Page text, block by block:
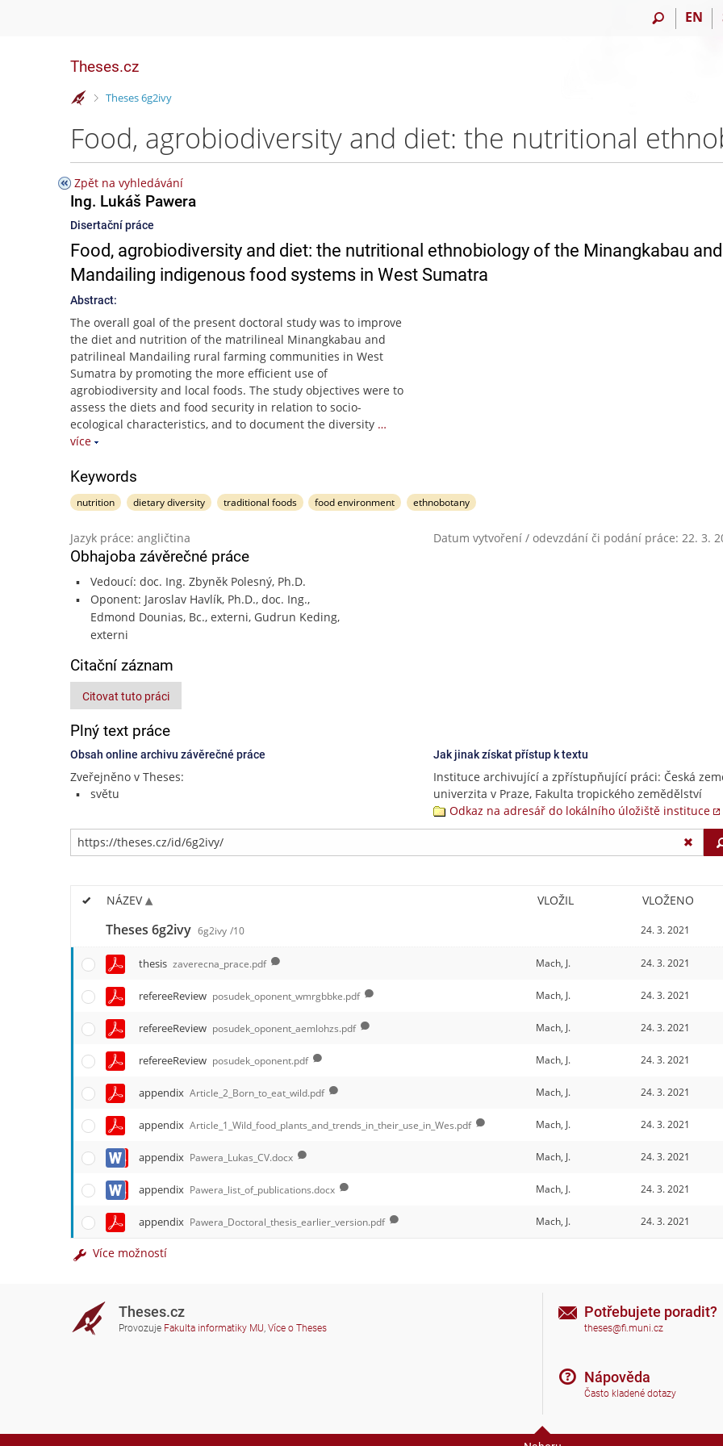
EN
Theses.cz
>
Theses 6g2ivy
Zpět na vyhledávání
Ing. Lukáš Pawera
Disertační práce
Food, agrobiodiversity and diet: the nutritional ethnobiology of the Minangkabau and
Mandailing indigenous food systems in West Sumatra
Abstract:
The overall goal of the present doctoral study was to improve
the diet and nutrition of the matrilineal Minangkabau and
patrilineal Mandailing rural farming communities in West
Sumatra by promoting the more efficient use of
agrobiodiversity and local foods. The study objectives were to
assess the diets and food security in relation to socio-
ecological characteristics, and to document the diversity …
více
Keywords
nutrition dietary diversity traditional foods food environment ethnobotany
Jazyk práce: angličtina Datum vytvoření / odevzdání či podání práce: 22. 3.
Obhajoba závěrečné práce
Vedoucí: doc. Ing. Zbyněk Polesný, Ph.D.
Oponent: Jaroslav Havlík, Ph.D., doc. Ing.,
Edmond Dounias, Bc., externi, Gudrun Keding,
externi
Citační záznam
Citovat tuto práci
Plný text práce
Obsah online archivu závěrečné práce
Zveřejněno v Theses:
světu
Jak jinak získat přístup k textu
Instituce archivující a zpřístupňující práci: Česká
univerzita v Praze, Fakulta tropického zemědělství
Odkaz na adresář do lokálního úložiště instituce
NÁZEV VLOŽIL VLOŽENO
Theses 6g2ivy 6g2ivy /10 24. 3. 2021
thesis zaverecna_prace.pdf Mach, J. 24. 3. 2021
refereeReview posudek_oponent_wmrgbbke.pdf Mach, J. 24. 3. 2021
refereeReview posudek_oponent_aemlohzs.pdf Mach, J. 24. 3. 2021
refereeReview posudek_oponent.pdf Mach, J. 24. 3. 2021
appendix Article_2_Born_to_eat_wild.pdf Mach, J. 24. 3. 2021
appendix Article_1_Wild_food_plants_and_trends_in_their_use_in_Wes.pdf Mach, J. 24. 3. 2021
appendix Pawera_Lukas_CV.docx Mach, J. 24. 3. 2021
appendix Pawera_list_of_publications.docx Mach, J. 24. 3. 2021
appendix Pawera_Doctoral_thesis_earlier_version.pdf Mach, J. 24. 3. 2021
Více možností
Theses.cz
Provozuje Fakulta informatiky MU, Více o Theses
Potřebujete poradit?
theses@fi.muni.cz
Nápověda
Často kladené dotazy